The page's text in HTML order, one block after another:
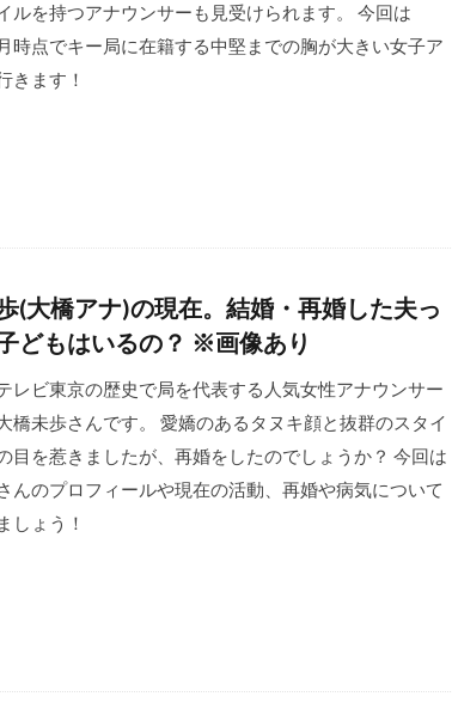
ルを持つアナウンサーも見受けられます。 今回は
時点でキー局に在籍する中堅までの胸が大きい女子ア
きます！
(大橋アナ)の現在。結婚・再婚した夫っ
どもはいるの？ ※画像あり
レビ東京の歴史で局を代表する人気女性アナウンサー
橋未歩さんです。 愛嬌のあるタヌキ顔と抜群のスタイ
目を惹きましたが、再婚をしたのでしょうか？ 今回は
んのプロフィールや現在の活動、再婚や病気について
しょう！